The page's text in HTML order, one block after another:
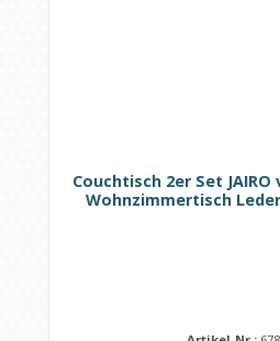
Couchtisch 2er Set
Wohnzimmertisch